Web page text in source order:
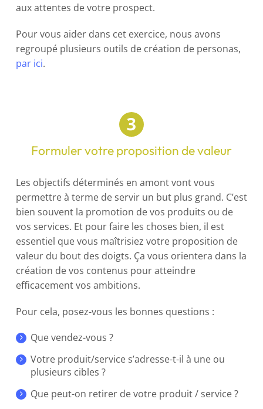
aux attentes de votre prospect.
Pour vous aider dans cet exercice, nous avons
regroupé plusieurs outils de création de personas,
par ici.
Formuler votre proposition de valeur
Les objectifs déterminés en amont vont vous
permettre à terme de servir un but plus grand. C’est
bien souvent la promotion de vos produits ou de
vos services. Et pour faire les choses bien, il est
essentiel que vous maîtrisiez votre proposition de
valeur du bout des doigts. Ça vous orientera dans la
création de vos contenus pour atteindre
efficacement vos ambitions.
Pour cela, posez-vous les bonnes questions :
Que vendez-vous ?
Votre produit/service s’adresse-t-il à une ou
plusieurs cibles ?
Que peut-on retirer de votre produit / service ?